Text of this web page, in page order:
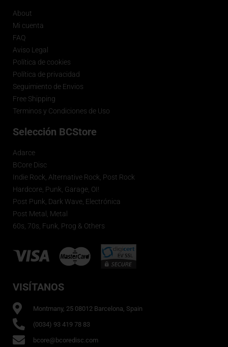
About
Mi cuenta
FAQ
Aviso Legal
Política de cookies
Política de privacidad
Seguimiento de Envios
Free Shipping
Terminos y Condiciones de Uso
Selección BCStore
Adarce
BCore Disc
Indie Rock, Alternative Rock, Post Rock
Hardcore, Punk, Garage, OI!
Post Punk, Dark Wave, Electrónica
Post Metal, Metal
60s, 70s, Funk, Prog & Others
VISÍTANOS
Montmany, 25 08012 Barcelona, Spain
(0034) 93 419 78 83
bcore@bcoredisc.com